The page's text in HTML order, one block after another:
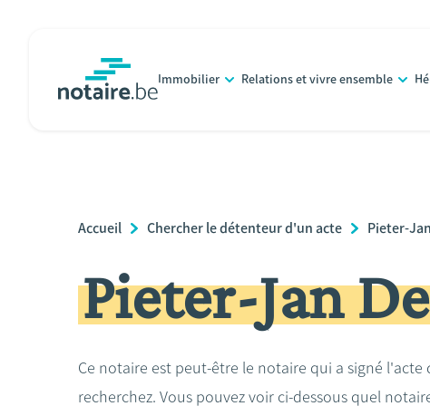
principal
Immobilier Relations et vivre ensemble
Breadcrumb
Accueil Chercher le détenteur d'un acte Pieter-
Pieter-Jan
Ce notaire est peut-être le notaire qui a signé l'acte
recherchez. Vous pouvez voir ci-dessous quel